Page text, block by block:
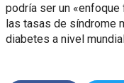
podría ser un
las tasas de síndrome
diabetes a nivel